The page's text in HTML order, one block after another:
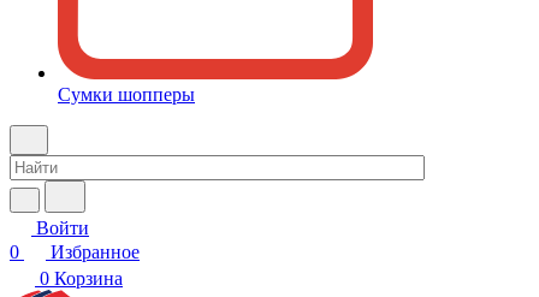
Сумки шопперы
Войти
0
Избранное
0 Корзина